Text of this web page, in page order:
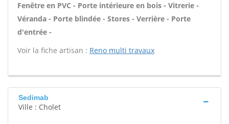
Fenêtre en PVC - Porte intérieure en bois - Vitrerie -
Véranda - Porte blindée - Stores - Verrière - Porte
d'entrée -
Voir la fiche artisan : Reno multi travaux
Sedimab
Ville : Cholet